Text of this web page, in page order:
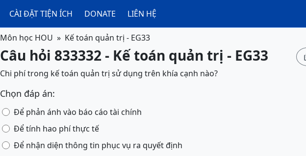
CÀI ĐẶT TIỆN ÍCH DONATE LIÊN HỆ
Môn học HOU Kế toán quản trị - EG33
Câu hỏi 833332 - Kế toán quản trị - EG33
Chi phí trong kế toán quản trị sử dụng trên khía cạnh nào?
Chọn đáp án:
Để phản ánh vào báo cáo tài chính
Để tính hao phí thực tế
Để nhận diện thông tin phục vụ ra quyết định